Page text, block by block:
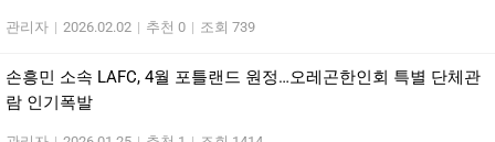
관리자 | 2026.02.02 | 추천 0 | 조회 739
손흥민 소속 LAFC, 4월 포틀랜드 원정…오레곤한인회 특별 단체관
람 인기폭발